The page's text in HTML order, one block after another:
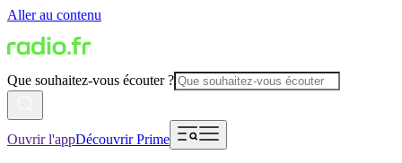
Aller au contenu
Que souhaitez-vous écouter ?
Ouvrir l'appDécouvrir Prime